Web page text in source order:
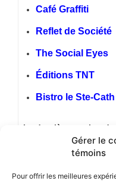
Gérer le
témoins
Pour offrir les meilleures
Café Graffiti
Reflet de Société
The Social Eyes
Éditions TNT
Bistro le Ste-Cath
La dernière section
du Ste-Cath :
Amélie Prévost